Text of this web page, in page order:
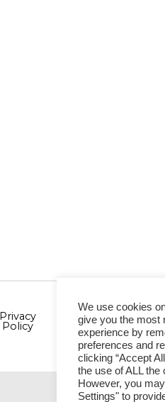
Privacy
Policy
We use cookies
give you the most
experience by
preferences and
clicking “Accept
the use of ALL the
However, you
Settings" to